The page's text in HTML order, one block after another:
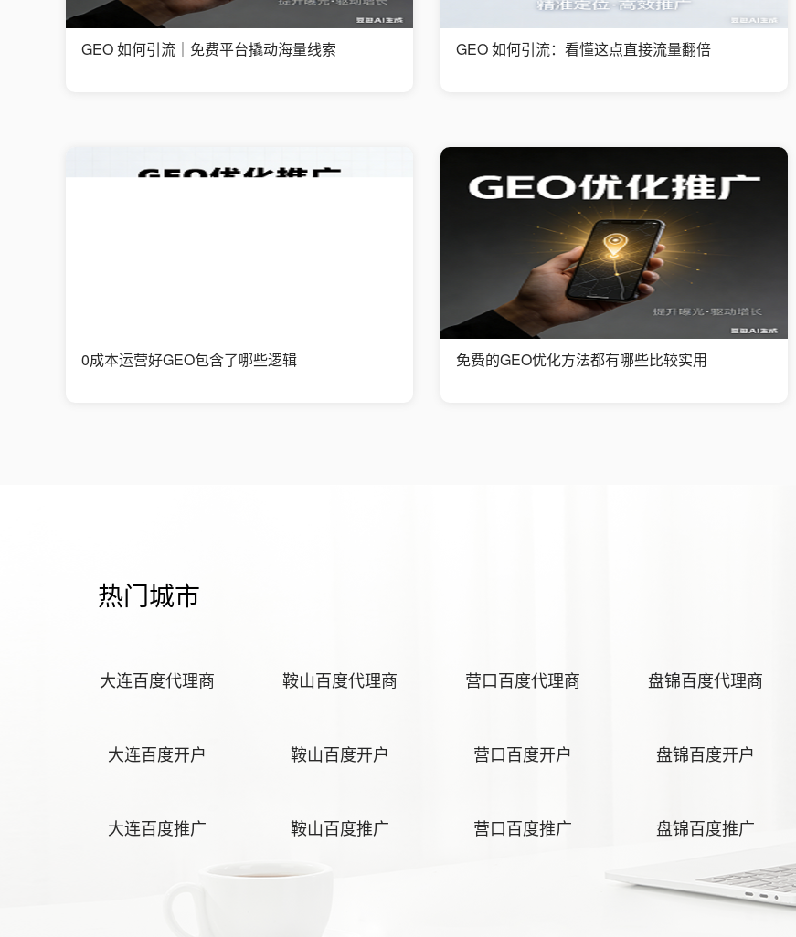
GEO 如何引流｜免费平台撬动海量线索 GEO 如何引流：看懂这点直接流量翻倍
0成本运营好GEO包含了哪些逻辑 免费的GEO优化方法都有哪些比较实用
热门城市
大连百度代理商 鞍山百度代理商 营口百度代理商 盘锦百度代理商
大连百度开户 鞍山百度开户 营口百度开户 盘锦百度开户
大连百度推广 鞍山百度推广 营口百度推广 盘锦百度推广